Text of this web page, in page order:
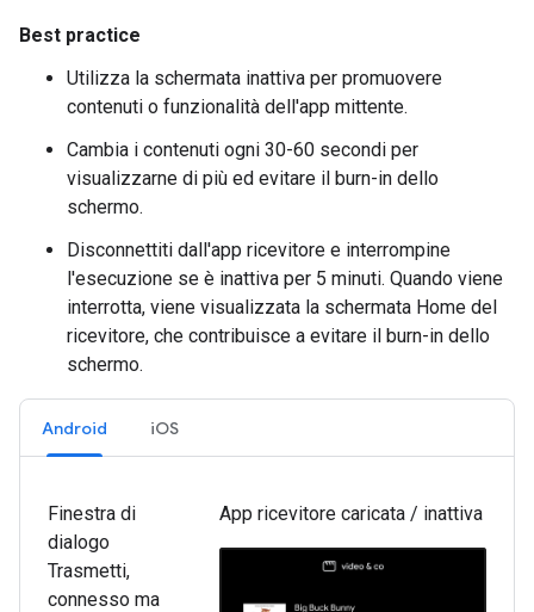
Best practice
Utilizza la schermata inattiva per promuovere
contenuti o funzionalità dell'app mittente.
Cambia i contenuti ogni 30-60 secondi per
visualizzarne di più ed evitare il burn-in dello
schermo.
Disconnettiti dall'app ricevitore e interrompine
l'esecuzione se è inattiva per 5 minuti. Quando viene
interrotta, viene visualizzata la schermata Home del
ricevitore, che contribuisce a evitare il burn-in dello
schermo.
Android iOS
Finestra di
dialogo
Trasmetti,
connesso ma
App ricevitore caricata / inattiva